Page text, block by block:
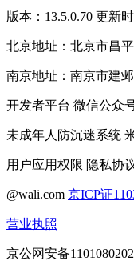
版本：13.5.0.70 更新
北京地址：北京市昌
南京地址：南京市建
开发者平台 微信公众
未成年人防沉迷系统
用户应用权限 隐私协
@wali.com 京ICP证
营业执照
京公网安备